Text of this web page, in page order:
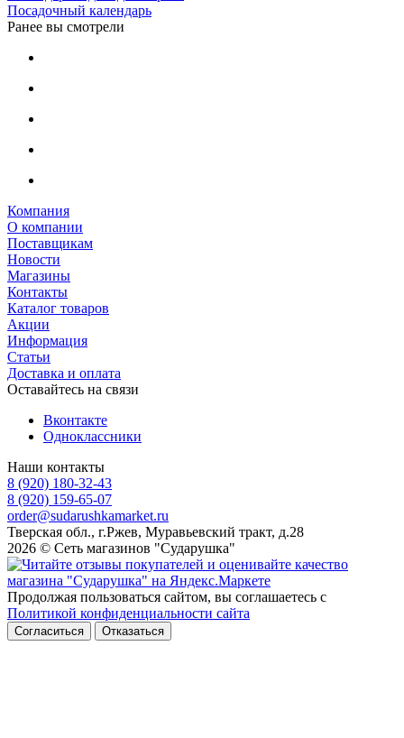
Посадочный календарь
Ранее вы смотрели
Компания
О компании
Поставщикам
Новости
Магазины
Контакты
Каталог товаров
Акции
Информация
Статьи
Доставка и оплата
Оставайтесь на связи
Вконтакте
Одноклассники
Наши контакты
8 (920) 180-32-43
8 (920) 159-65-07
order@sudarushkamarket.ru
Тверская обл., г.Ржев, Муравьевский тракт, д.28
2026 © Сеть магазинов "Сударушка"
Продолжая пользоваться сайтом, вы соглашаетесь с
Политикой конфиденциальности сайта
Согласиться Отказаться